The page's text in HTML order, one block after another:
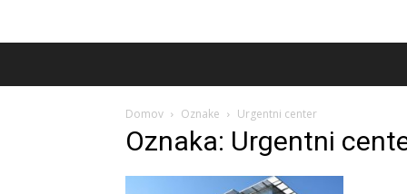
Domov Oznake Urgentni center
Oznaka: Urgentni